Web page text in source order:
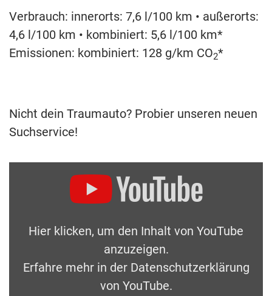
Verbrauch: innerorts: 7,6 l/100 km • außerorts:
4,6 l/100 km • kombiniert: 5,6 l/100 km*
Emissionen: kombiniert: 128 g/km CO2*
Nicht dein Traumauto? Probier unseren neuen
Suchservice!
Hier klicken, um den Inhalt von YouTube
anzuzeigen.
Erfahre mehr in der Datenschutzerklärung
von YouTube.